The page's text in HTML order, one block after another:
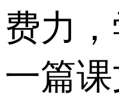
费力
一篇